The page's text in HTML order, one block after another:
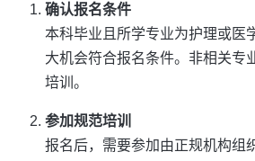
确认报名条件
本科毕业且所学专业为护理或医
大机会符合报名条件。非相关专
培训。
参加规范培训
报名后，需要参加由正规机构组